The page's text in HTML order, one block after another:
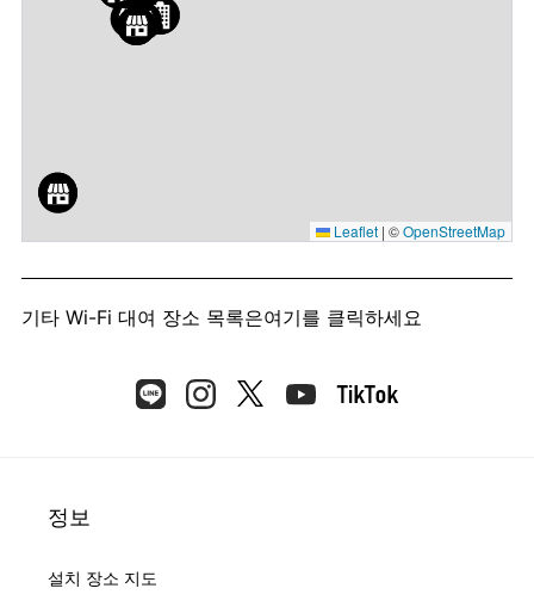
Leaflet | ©OpenStreetMap
기타 Wi-Fi 대여 장소 목록은여기를 클릭하세요
정보
설치 장소 지도